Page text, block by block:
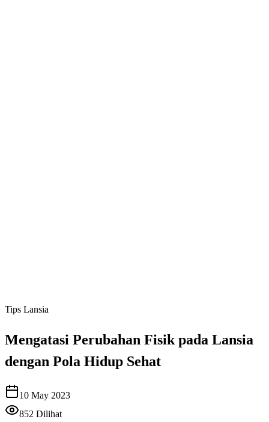
Tips Lansia
Mengatasi Perubahan Fisik pada Lansia
dengan Pola Hidup Sehat
10 May 2023
852 Dilihat